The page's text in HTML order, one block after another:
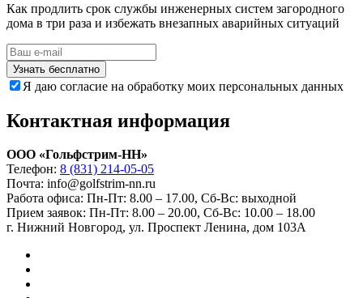
Как продлить срок службы инженерных систем загородного
дома в три раза и избежать внезапных аварийных ситуаций
Узнать бесплатно
Я даю согласие на обработку моих персональных данных
Контактная информация
ООО «Гольфстрим-НН»
Телефон: 8 (831) 214-05-05
Почта: info@golfstrim-nn.ru
Работа офиса: Пн-Пт: 8.00 – 17.00, Сб-Вс: выходной
Прием заявок: Пн-Пт: 8.00 – 20.00, Сб-Вс: 10.00 – 18.00
г. Нижний Новгород, ул. Проспект Ленина, дом 103А